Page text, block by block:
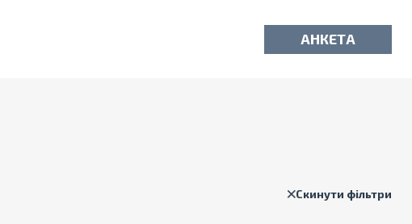
АНКЕТА
Скинути фільтри